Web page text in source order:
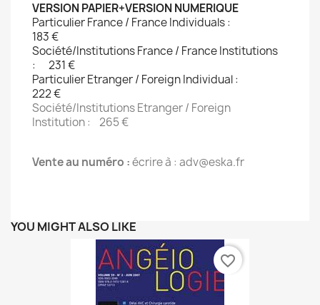
VERSION PAPIER+VERSION NUMERIQUE
Particulier France / France Individuals :
183 € 
Société/Institutions France / France Institutions
: 231 € 
Particulier Etranger / Foreign Individual :
222 €
Société/Institutions Etranger / Foreign
Institution : 265 €
Vente au numéro :écrire à : adv@eska.fr
YOU MIGHT ALSO LIKE
favorite_border